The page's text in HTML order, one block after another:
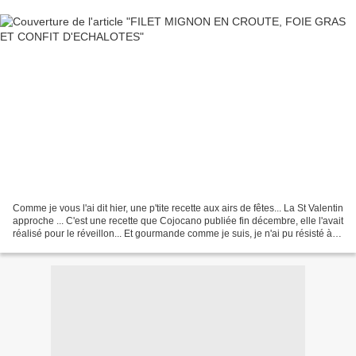
Comme je vous l'ai dit hier, une p'tite recette aux airs de fêtes... La St Valentin
approche ... C'est une recette que Cojocano publiée fin décembre, elle l'avait
réalisé pour le réveillon... Et gourmande comme je suis, je n'ai pu résisté à